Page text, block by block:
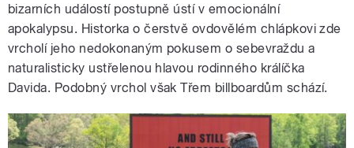
bizarních událostí postupně ústí v emocionální
apokalypsu. Historka o čerstvě ovdovělém chlápkovi zde
vrcholí jeho nedokonaným pokusem o sebevraždu a
naturalisticky ustřelenou hlavou rodinného králíčka
Davida. Podobný vrchol však Třem billboardům schází.